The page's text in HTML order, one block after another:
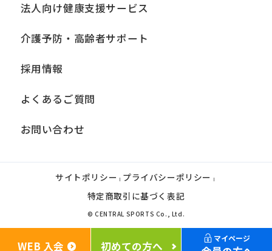
法人向け健康支援サービス
介護予防・高齢者サポート
採用情報
よくあるご質問
お問い合わせ
サイトポリシー | プライバシーポリシー |
特定商取引に基づく表記
© CENTRAL SPORTS Co., Ltd.
WEB 入会 初めての方へ
マイページ